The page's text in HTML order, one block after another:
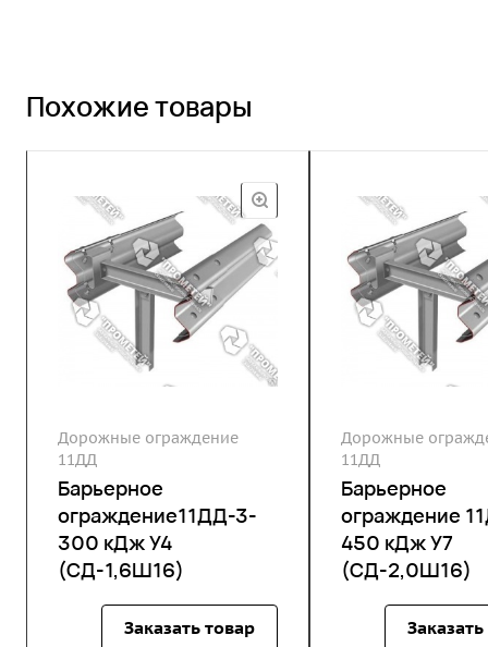
Похожие товары
Дорожные ограждение
11ДД
Барьерное
ограждение11ДД-3-
300 кДж У4
(СД-1,6Ш16)
Заказать товар
Дорожные
11ДД
Барьерное
ограждение
450 кДж У7
(СД-2,0Ш16)